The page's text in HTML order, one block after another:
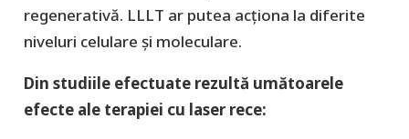
regenerativă. LLLT ar putea acționa la diferite
niveluri celulare și moleculare.
Din studiile efectuate rezultă umătoarele
efecte ale terapiei cu laser rece: